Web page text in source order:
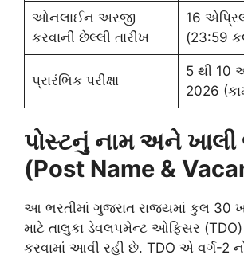
ઓનલાઈન અરજી
કરવાની છેલ્લી તારીખ
16
(23:59
પ્રારંભિક પરીક્ષા
5 થી 10
2026
પોસ્ટનું નામ અને
(Post Name &
આ ભરતીમાં ગુજરાત રાજ્યમાં કુલ 30
માટે તાલુકા ડેવલપમેન્ટ ઓફિસર (TDO)
કરવામાં આવી રહી છે. TDO એ વર્ગ-2